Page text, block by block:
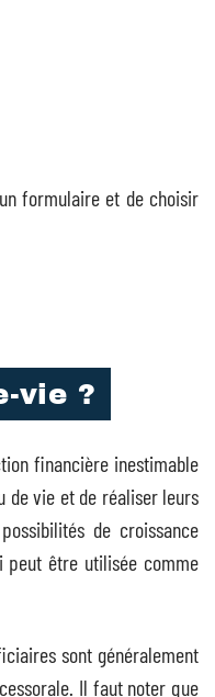
formulaire et de choisir
vie ?
financière inestimable
de vie et de réaliser leurs
de croissance
peut être utilisée comme
sont généralement
Il faut noter que